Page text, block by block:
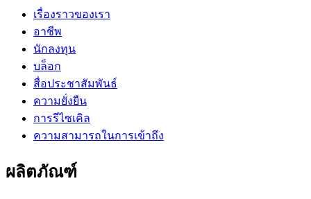
เรื่องราวของเรา
อาชีพ
นักลงทุน
บล็อก
สื่อประชาสัมพันธ์
ความยั่งยืน
การรีไซเคิล
ความสามารถในการเข้าถึง
ผลิตภัณฑ์